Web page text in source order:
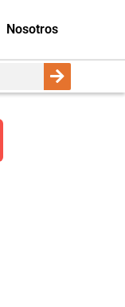
Nosotros